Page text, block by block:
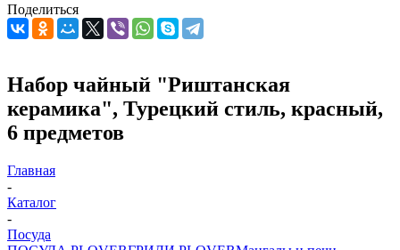
Поделиться
Набор чайный "Риштанская
керамика", Турецкий стиль, красный,
6 предметов
Главная
-
Каталог
-
Посуда